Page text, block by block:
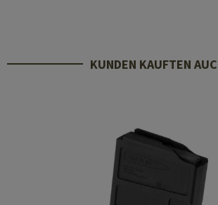
KUNDEN KAUFTEN